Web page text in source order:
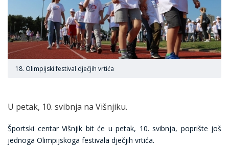
18. Olimpijski festival dječjih vrtića
U petak, 10. svibnja na Višnjiku.
Športski centar Višnjik bit će u petak, 10. svibnja, poprište još
jednoga Olimpijskoga festivala dječjih vrtića.